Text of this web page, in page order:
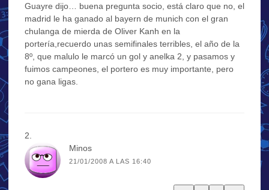
Guayre dijo… buena pregunta socio, está claro que no, el
madrid le ha ganado al bayern de munich con el gran
chulanga de mierda de Oliver Kanh en la
portería,recuerdo unas semifinales terribles, el año de la
8º, que malulo le marcó un gol y anelka 2, y pasamos y
fuimos campeones, el portero es muy importante, pero
no gana ligas.
Minos
21/01/2008 A LAS 16:40